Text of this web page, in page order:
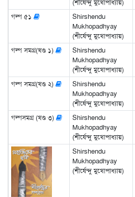
(শীর্ষেন্দু মুখোপাধ্যায়)
গল্প ৫১
Shirshendu
Mukhopadhyay
(শীর্ষেন্দু মুখোপাধ্যায়)
গল্প সমগ্র(খণ্ড ১)
Shirshendu
Mukhopadhyay
(শীর্ষেন্দু মুখোপাধ্যায়)
গল্প সমগ্র(খণ্ড ২)
Shirshendu
Mukhopadhyay
(শীর্ষেন্দু মুখোপাধ্যায়)
গল্পসমগ্র (খণ্ড ৩)
Shirshendu
Mukhopadhyay
(শীর্ষেন্দু মুখোপাধ্যায়)
Shirshendu
Mukhopadhyay
(শীর্ষেন্দু মুখোপাধ্যায়)